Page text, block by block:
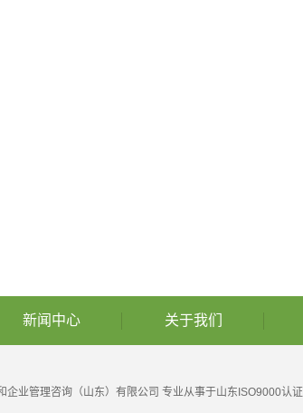
新闻中心 关于我们
业管理咨询（山东）有限公司 专业从事于山东ISO9000认证